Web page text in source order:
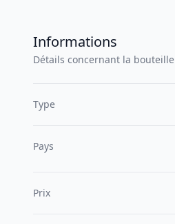
Informations
Détails concernant la bouteille
Type
Pays
Prix